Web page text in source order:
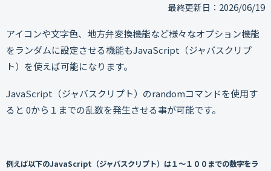
最終更新日： 2026/06/19
アイコンや文字色、地方弁変換機能など様々なオプション機能
をランダムに設定させる機能もJavaScript（ジャバスクリプ
ト）を使えば可能になります。
JavaScript（ジャバスクリプト）のrandomコマンドを使用す
ると 0から１までの乱数を発生させる事が可能です。
例えば以下のJavaScript（ジャバスクリプト）は１～１００までの数字をラ